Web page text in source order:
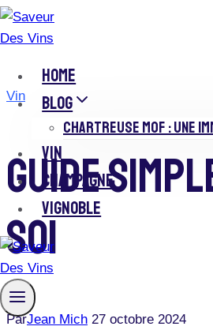
Skip
to
HOME
BLOG
CHARTREUSE MOF : UNE
VIN
CHAMPAGNE
VIGNOBLE
Vin
Guide
Soi
ParJean Mich 27 octobre 2024